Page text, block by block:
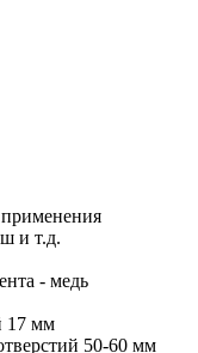
и т.д.
- медь
17 мм
50-60 мм